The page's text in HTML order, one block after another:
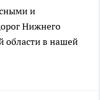
и
Нижнего
области в нашей